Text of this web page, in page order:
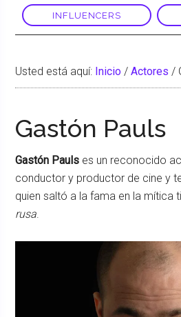
INFLUENCERS
Usted está aquí: Inicio / Actores /
Gastón Pauls
Gastón Pauls es un reconocido
conductor y productor de cine y
quien saltó a la fama en la mítica
rusa.